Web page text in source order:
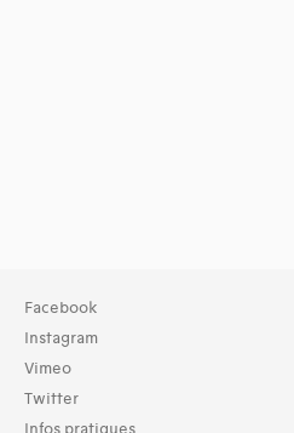
Facebook
Instagram
Vimeo
Twitter